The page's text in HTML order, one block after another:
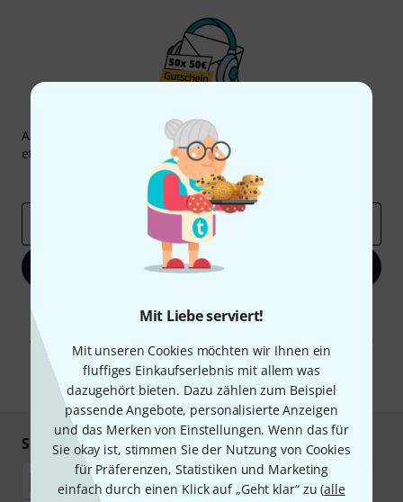
Mit Liebe serviert!
Mit unseren Cookies möchten wir Ihnen ein
fluffiges Einkaufserlebnis mit allem was
dazugehört bieten. Dazu zählen zum Beispiel
passende Angebote, personalisierte Anzeigen
und das Merken von Einstellungen. Wenn das für
Sie okay ist, stimmen Sie der Nutzung von Cookies
für Präferenzen, Statistiken und Marketing
einfach durch einen Klick auf „Geht klar“ zu (alle
Thomann Newsletter
Abonniere den Thomann Newsletter und gewinne mit
etwas Glück einen von
50 Gutscheinen
Inspirierende Beiträge
Deals Thomann Insights
Jetzt anmelden
Mit Klick auf „Jetzt anmelden“ stimmen Sie dem Erhalt von E-Mail-
Werbung und einer Messung des E-Mail-Nutzungsverhaltens zu. Die
Abmeldung ist jederzeit möglich. Weitere Informationen finden Sie in
unserenDatenschutzhinweisen.
* Pflichtfeld
Sicher einkaufen & bezahlen